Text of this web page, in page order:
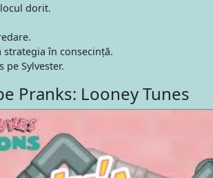
dorit.
strategia în consecință.
pe Sylvester.
Pranks: Looney Tunes